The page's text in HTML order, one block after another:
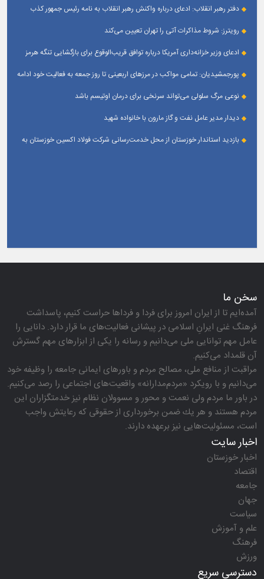
دفتر رهبر انقلاب: ادعای درباره واکنش رهبر انقلاب به نامه رئیس جمهور کذب
رویترز: شروط مذاکرات آتی را تهران تعیین می‌کند
ادعای وزیر خزانه‌داری آمریکا درباره توافق قریب‌الوقوع برای بازگشایی تنگه هرمز
پورجمشیدیان: تمامی مواکب در مرزهای اربعینی تا روز جمعه به فعالیت خود ادامه
نوعی مرگ سلولی می‌تواند سرنخی برای درمان اوتیسم باشد
دیدار مدیر عامل نفت و گاز مارون با خانواده شهید
بازدید استاندار خوزستان از محل خدمت‌رسانی شرکت فولاد اکسین خوزستان به
سخن ما
آمده‌ایم تا از ایران امروز برای فردا و فرداها حراست كنیم، پاسداشت
فرهنگ غنی ایرانِ اسلامی در پیشانی فعالیت‌های ما قرار دارد. دانایی را
عامل مهم توانایی ملی می‌دانیم و رسانه را یكی از ابزارهای مهم گسترش
آن قلمداد می‌كنیم.
مراقبت از منافع ملی، مصالح مردم و باورهای ایمانی جامعه را وظیفه خود
می‌دانیم و با رویكرد «مردم‌مدارانه‌» واقعیت‌های اجتماعی را رصد می‌كنیم.
در باور ما مردم ولی نعمت و محور و مسوولان نظام نیز خدمتگزاران این
مردم هستند و هر یك ضمن برخورداری از حقوقی كه رعایتش واجب
است، مسئولیت‌هایی نیز برعهده دارند.
اخبار سایت
اخبار خوزستان
اقتصاد
جامعه
جهان
سیاست
علم و آموزش
فرهنگ
ورزش
دسترسی سریع